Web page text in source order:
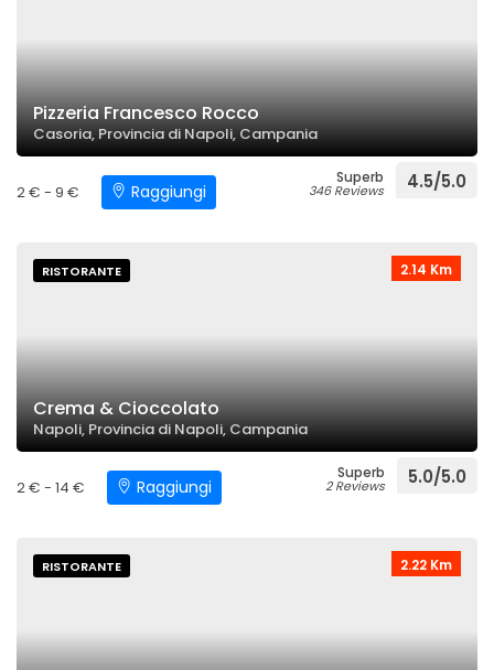
Pizzeria Francesco Rocco
Casoria, Provincia di Napoli, Campania
2 € - 9 € Raggiungi
Superb
346 Reviews 4.5/5.0
2.14 Km
RISTORANTE
Crema & Cioccolato
Napoli, Provincia di Napoli, Campania
2 € - 14 € Raggiungi
Superb
2 Reviews 5.0/5.0
2.22 Km
RISTORANTE